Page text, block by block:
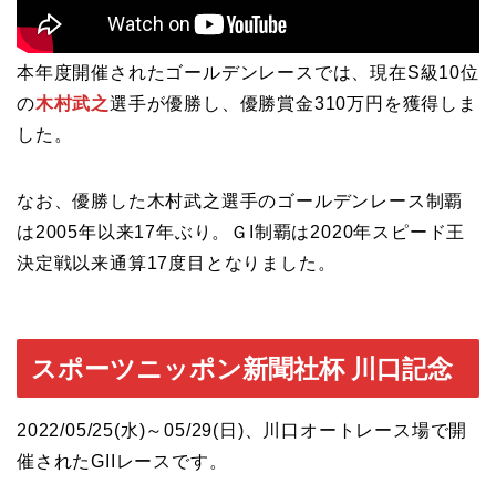
本年度開催されたゴールデンレースでは、現在S級10位
の木村武之選手が優勝し、優勝賞金310万円を獲得しま
した。
なお、優勝した木村武之選手のゴールデンレース制覇
は2005年以来17年ぶり。ＧI制覇は2020年スピード王
決定戦以来通算17度目となりました。
スポーツニッポン新聞社杯 川口記念
2022/05/25(水)～05/29(日)、川口オートレース場で開
催されたGIIレースです。